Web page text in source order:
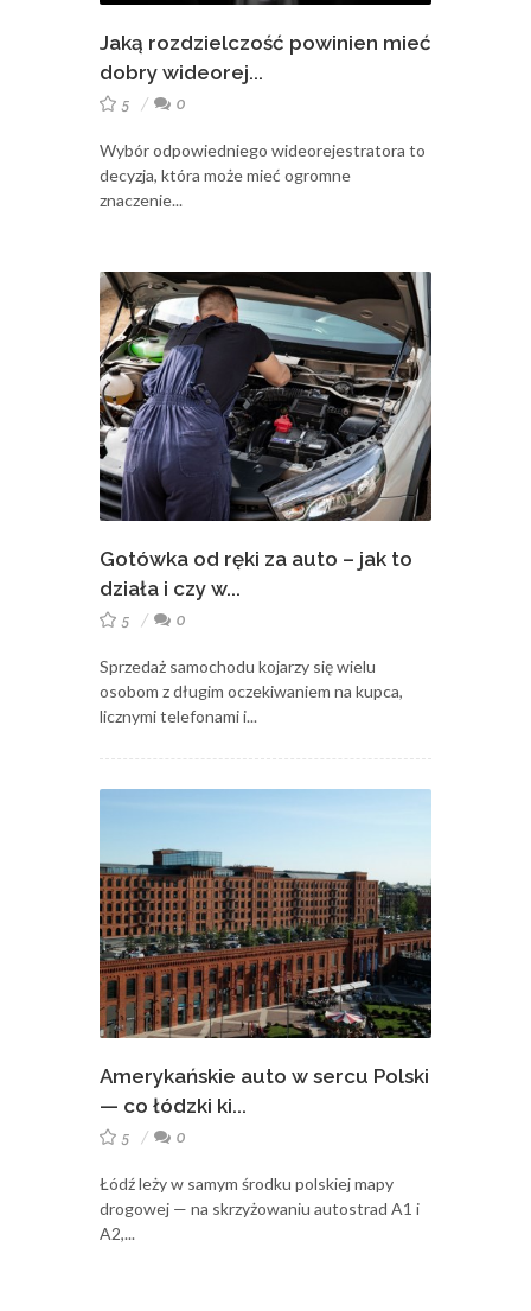
Jaką rozdzielczość powinien mieć
dobry wideorej...
5 0
Wybór odpowiedniego wideorejestratora to
decyzja, która może mieć ogromne
znaczenie...
Gotówka od ręki za auto – jak to
działa i czy w...
5 0
Sprzedaż samochodu kojarzy się wielu
osobom z długim oczekiwaniem na kupca,
licznymi telefonami i...
Amerykańskie auto w sercu Polski
— co łódzki ki...
5 0
Łódź leży w samym środku polskiej mapy
drogowej — na skrzyżowaniu autostrad A1 i
A2,...